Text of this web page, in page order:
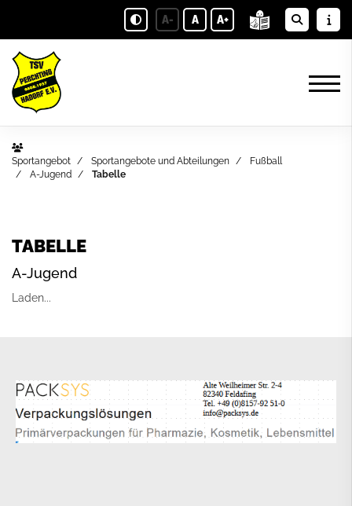
A- A A+
Sportangebot Sportangebote und Abteilungen
Fußball
A-Jugend
Tabelle
TABELLE
A-Jugend
Laden...